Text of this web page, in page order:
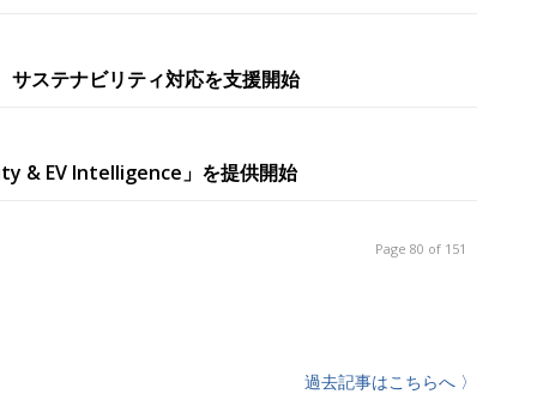
サステナビリティ対応を支援開始
& EV Intelligence」を提供開始
Page 80 of 151
過去記事はこちらへ 〉